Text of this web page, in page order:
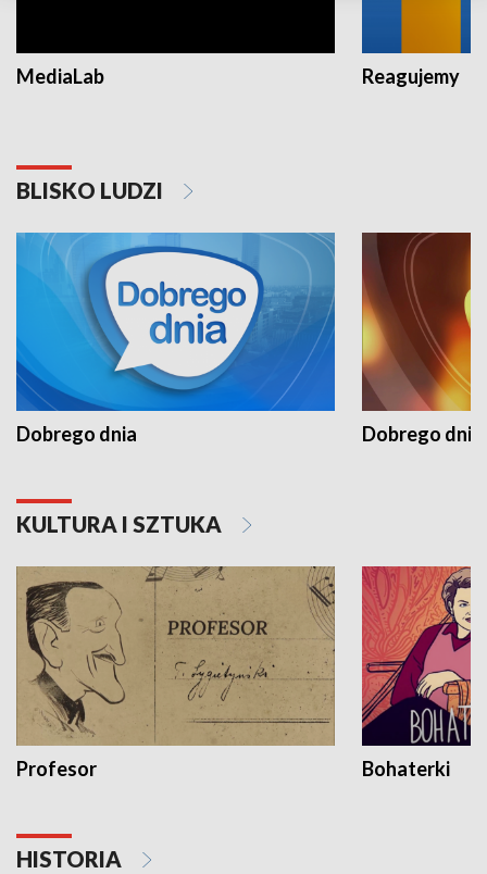
MediaLab Reagujemy
BLISKO LUDZI
Dobrego dnia Dobrego dnia
KULTURA I SZTUKA
Profesor Bohaterki
HISTORIA